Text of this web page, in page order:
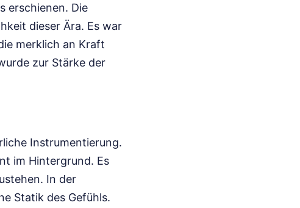
erschienen. Die
dieser Ära. Es war
merklich an Kraft
zur Stärke der
Instrumentierung.
im Hintergrund. Es
In der
Statik des Gefühls.